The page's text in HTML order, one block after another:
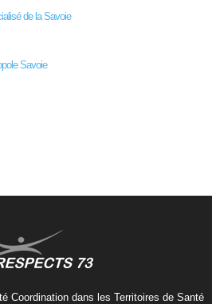
de la Savoie
Savoie
Coordination dans les Territoires de Santé